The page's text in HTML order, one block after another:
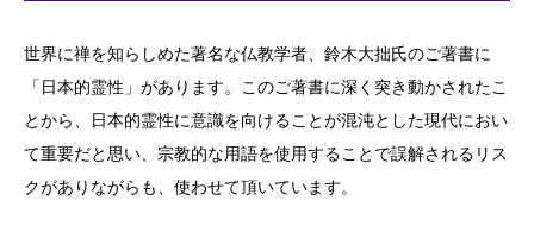
世界に禅を知らしめた著名な仏教学者、鈴木大拙氏のご著書に
「日本的霊性」があります。このご著書に深く突き動かされたこ
とから、日本的霊性に意識を向けることが混沌とした現代におい
て重要だと思い、宗教的な用語を使用することで誤解されるリス
クがありながらも、使わせて頂いています。